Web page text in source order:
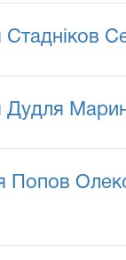
Дудля
Попов